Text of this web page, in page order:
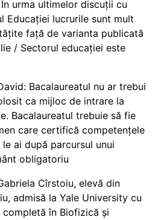
În urma ultimelor discuții cu
Educației lucrurile sunt mult
față de varianta publicată
/ Sectorul educației este
Bacalaureatul nu ar trebui
ca mijloc de intrare la
Bacalaureatul trebuie să fie
care certifică competențele
le ai după parcursul unui
obligatoriu
Cîrstoiu, elevă din
admisă la Yale University cu
completă în Biofizică și